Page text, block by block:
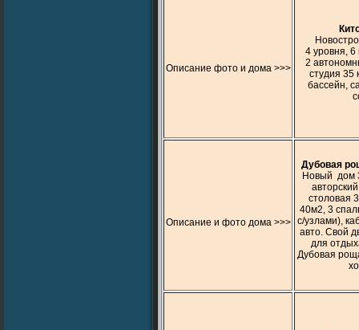
Описание фото и дома >>>
4 уровня, 6
2
студия 35
бассейн,
Описание и фото дома >>>
Дубовая
Новый дом
столовая
40м2, 3
с/узлами),
авто. Свой
для
Дубовая